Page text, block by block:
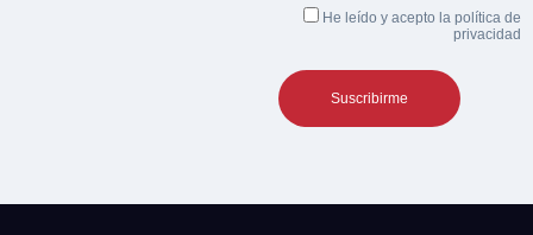
He leído y acepto la política de
privacidad
Acepto la Política de Privacidad y las Condiciones de Uso.